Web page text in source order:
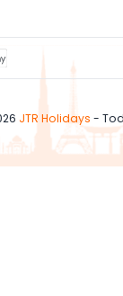
JTR Holidays -